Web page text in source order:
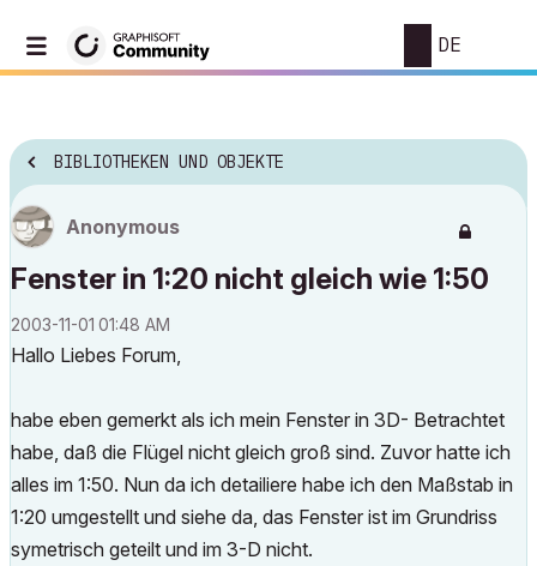
DE
BIBLIOTHEKEN UND OBJEKTE
Anonymous
Fenster in 1:20 nicht gleich wie 1:50
‎2003-11-01 01:48 AM
Hallo Liebes Forum,
habe eben gemerkt als ich mein Fenster in 3D- Betrachtet
habe, daß die Flügel nicht gleich groß sind. Zuvor hatte ich
alles im 1:50. Nun da ich detailiere habe ich den Maßstab in
1:20 umgestellt und siehe da, das Fenster ist im Grundriss
symetrisch geteilt und im 3-D nicht.